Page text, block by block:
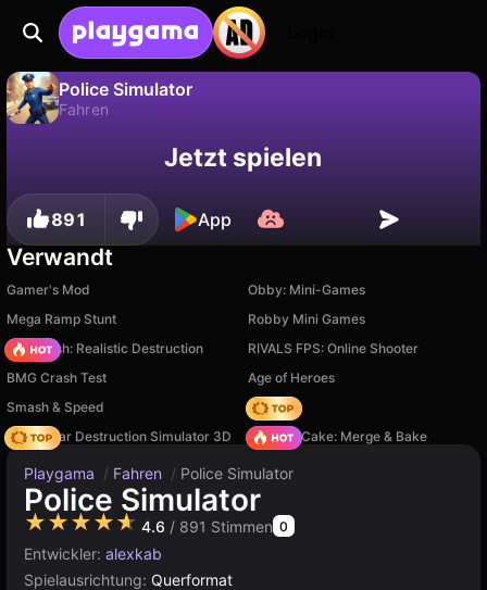
Police Simulator
Fahren
speichern!
Nein
Jetzt spielen
891 App
Verwandt
Gamer's Mod
Obby: Mini-Games
Mega Ramp Stunt
Robby Mini Games
Car Crush: Realistic Destruction
RIVALS FPS: Online Shooter
BMG Crash Test
Age of Heroes
Smash & Speed
Hedgies
Online Car Destruction Simulator 3D
Piece of Cake: Merge & Bake
Playgama / Fahren / Police Simulator
Police Simulator
★★★★★ 4.6 / 891 Stimmen 0
Entwickler: alexkab
Spielausrichtung: Querformat